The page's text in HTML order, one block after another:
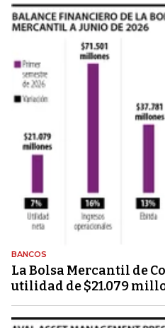
BANCOS
La Bolsa Mercantil de
utilidad de $21.079